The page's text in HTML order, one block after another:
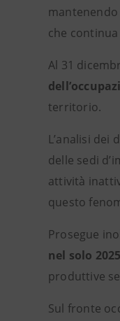
che
Al 31
territorio.
L’analisi dei
delle sedi
attività
questo
Prosegue
nel solo
produttive
Sul fronte